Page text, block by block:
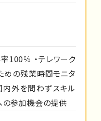
100％ ・テレワーク
めの残業時間モニタ
内外を問わずスキル
参加機会の提供